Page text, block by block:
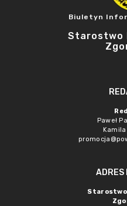
Biuletyn
Starostwo
Paweł
ADRES
Starostwo